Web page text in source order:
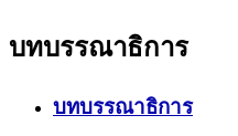
บทบรรณาธิการ
บทบรรณาธิการ